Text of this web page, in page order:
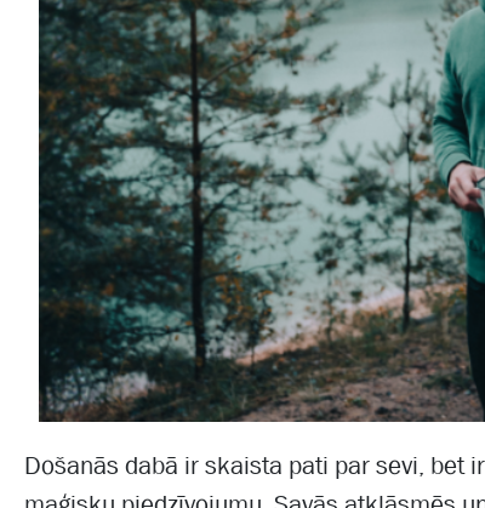
Došanās dabā ir skaista pati par sevi, bet